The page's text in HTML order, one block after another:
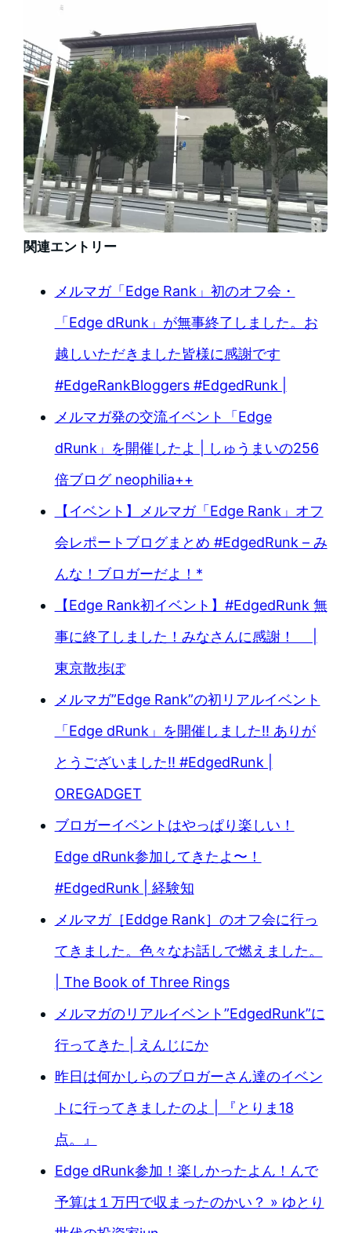
関連エントリー
メルマガ「Edge Rank」初のオフ会・
「Edge dRunk」が無事終了しました。お
越しいただきました皆様に感謝です
#EdgeRankBloggers #EdgedRunk |
メルマガ発の交流イベント「Edge
dRunk」を開催したよ | しゅうまいの256
倍ブログ neophilia++
【イベント】メルマガ「Edge Rank」オフ
会レポートブログまとめ #EdgedRunk – み
んな！ブロガーだよ！*
【Edge Rank初イベント】#EdgedRunk 無
事に終了しました！みなさんに感謝！ |
東京散歩ぽ
メルマガ”Edge Rank”の初リアルイベント
「Edge dRunk」を開催しました!! ありが
とうございました!! #EdgedRunk |
OREGADGET
ブロガーイベントはやっぱり楽しい！
Edge dRunk参加してきたよ〜！
#EdgedRunk | 経験知
メルマガ［Eddge Rank］のオフ会に行っ
てきました。色々なお話しで燃えました。
| The Book of Three Rings
メルマガのリアルイベント”EdgedRunk”に
行ってきた | えんじにか
昨日は何かしらのブロガーさん達のイベン
トに行ってきましたのよ | 『とりま18
点。』
Edge dRunk参加！楽しかったよん！んで
予算は１万円で収まったのかい？ » ゆとり